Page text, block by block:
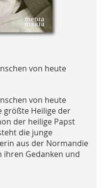
von heute
von heute
größte Heilige der
der heilige Papst
die junge
aus der Normandie
ihren Gedanken und